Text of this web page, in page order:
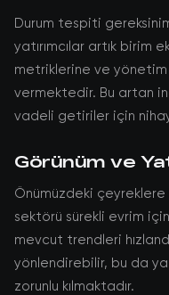
Durum tespiti
yatırımcılar artık birim
metriklerine ve
vermektedir. Bu artan
vadeli getiriler için
Görünüm ve
Önümüzdeki çeyreklere
sektörü sürekli evrim
mevcut trendleri
yönlendirebilir, bu da
zorunlu kılmaktadır.